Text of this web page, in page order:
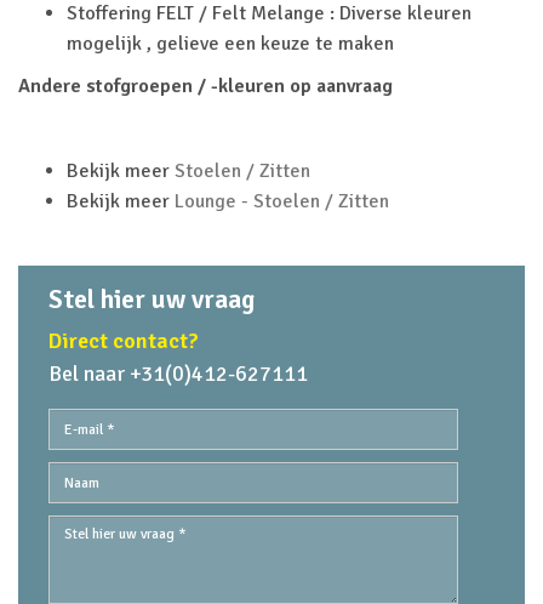
Stoffering FELT / Felt Melange : Diverse kleuren
mogelijk , gelieve een keuze te maken
Andere stofgroepen / -kleuren op aanvraag
Bekijk meer Stoelen / Zitten
Bekijk meer Lounge - Stoelen / Zitten
Stel hier uw vraag
Direct contact?
Bel naar +31(0)412-627111